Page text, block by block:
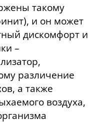
такому
и он может
дискомфорт и
–
различение
а также
воздуха,